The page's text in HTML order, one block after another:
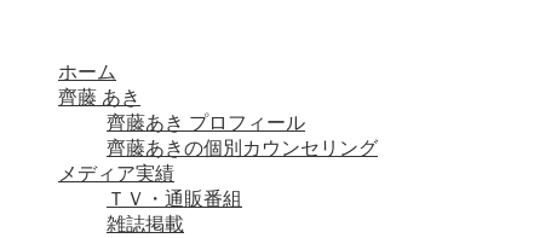
ホーム
齊藤 あき
齊藤あき プロフィール
齊藤あきの個別カウンセリング
メディア実績
ＴＶ・通販番組
雑誌掲載